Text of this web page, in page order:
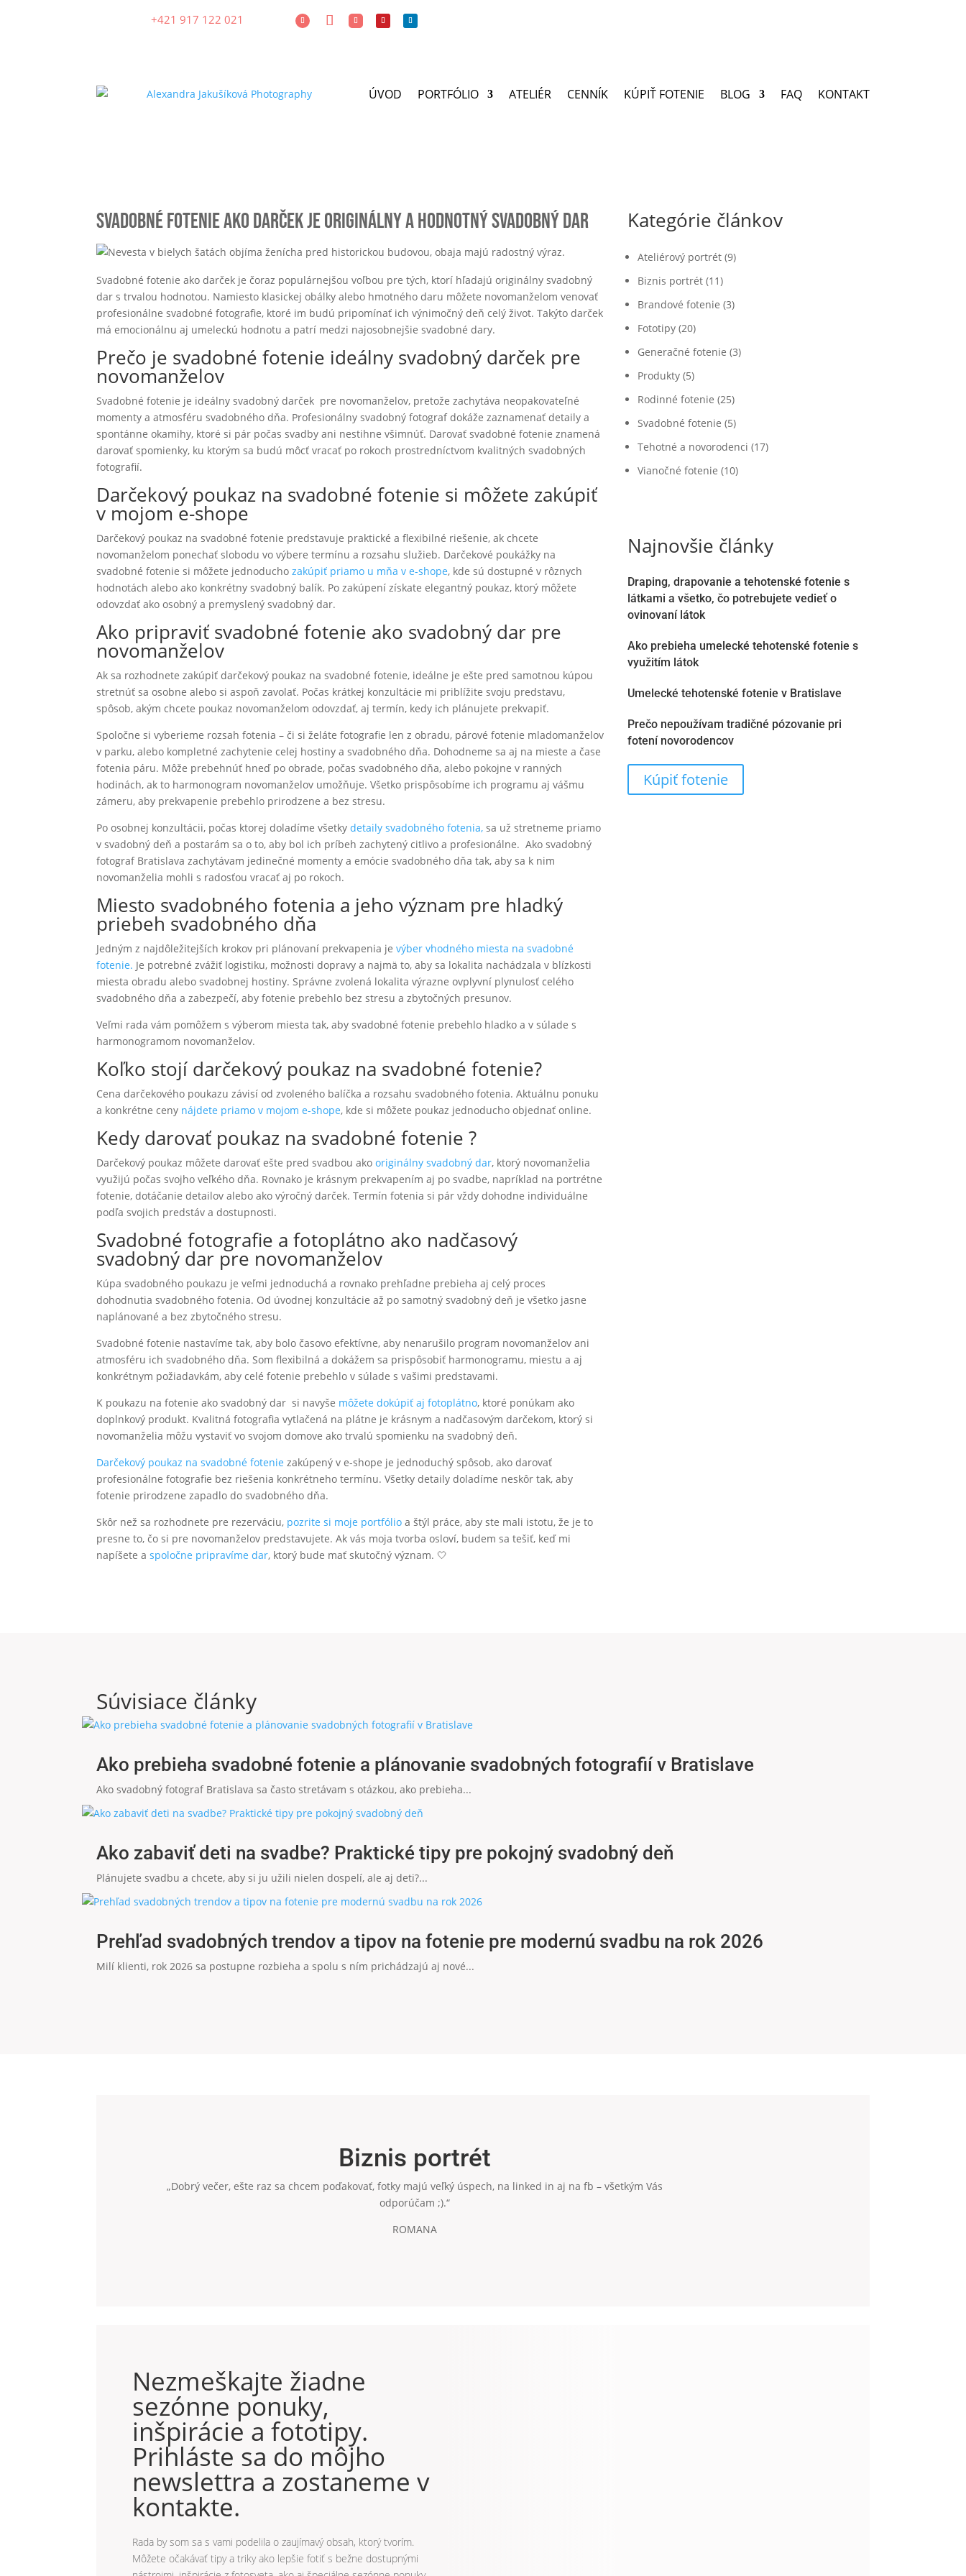
+421 917 122 021
ÚVOD PORTFÓLIO ATELIÉR CENNÍK KÚPIŤ FOTENIE BLOG FAQ KONTAKT
Svadobné fotenie ako darček je originálny a hodnotný svadobný dar
Svadobné fotenie ako darček je čoraz populárnejšou voľbou pre tých, ktorí hľadajú originálny svadobný
dar s trvalou hodnotou. Namiesto klasickej obálky alebo hmotného daru môžete novomanželom venovať
profesionálne svadobné fotografie, ktoré im budú pripomínať ich výnimočný deň celý život. Takýto darček
má emocionálnu aj umeleckú hodnotu a patrí medzi najosobnejšie svadobné dary.
Prečo je svadobné fotenie ideálny svadobný darček pre
novomanželov
Svadobné fotenie je ideálny svadobný darček pre novomanželov, pretože zachytáva neopakovateľné
momenty a atmosféru svadobného dňa. Profesionálny svadobný fotograf dokáže zaznamenať detaily a
spontánne okamihy, ktoré si pár počas svadby ani nestihne všimnúť. Darovať svadobné fotenie znamená
darovať spomienky, ku ktorým sa budú môcť vracať po rokoch prostredníctvom kvalitných svadobných
fotografií.
Darčekový poukaz na svadobné fotenie si môžete zakúpiť
v mojom e-shope
Darčekový poukaz na svadobné fotenie predstavuje praktické a flexibilné riešenie, ak chcete
novomanželom ponechať slobodu vo výbere termínu a rozsahu služieb. Darčekové poukážky na
svadobné fotenie si môžete jednoduchozakúpiť priamo u mňa v e-shope, kde sú dostupné v rôznych
hodnotách alebo ako konkrétny svadobný balík. Po zakúpení získate elegantný poukaz, ktorý môžete
odovzdať ako osobný a premyslený svadobný dar.
Ako pripraviť svadobné fotenie ako svadobný dar pre
novomanželov
Ak sa rozhodnete zakúpiť darčekový poukaz na svadobné fotenie, ideálne je ešte pred samotnou kúpou
stretnúť sa osobne alebo si aspoň zavolať. Počas krátkej konzultácie mi priblížite svoju predstavu,
spôsob, akým chcete poukaz novomanželom odovzdať, aj termín, kedy ich plánujete prekvapiť.
Spoločne si vyberieme rozsah fotenia – či si želáte fotografie len z obradu, párové fotenie mladomanželov
v parku, alebo kompletné zachytenie celej hostiny a svadobného dňa. Dohodneme sa aj na mieste a čase
fotenia páru. Môže prebehnúť hneď po obrade, počas svadobného dňa, alebo pokojne v ranných
hodinách, ak to harmonogram novomanželov umožňuje. Všetko prispôsobíme ich programu aj vášmu
zámeru, aby prekvapenie prebehlo prirodzene a bez stresu.
Po osobnej konzultácii, počas ktorej doladíme všetkydetaily svadobného fotenia, sa už stretneme priamo
v svadobný deň a postarám sa o to, aby bol ich príbeh zachytený citlivo a profesionálne. Ako svadobný
fotograf Bratislava zachytávam jedinečné momenty a emócie svadobného dňa tak, aby sa k nim
novomanželia mohli s radosťou vracať aj po rokoch.
Miesto svadobného fotenia a jeho význam pre hladký
priebeh svadobného dňa
Jedným z najdôležitejších krokov pri plánovaní prekvapenia jevýber vhodného miesta na svadobné
fotenie. Je potrebné zvážiť logistiku, možnosti dopravy a najmä to, aby sa lokalita nachádzala v blízkosti
miesta obradu alebo svadobnej hostiny. Správne zvolená lokalita výrazne ovplyvní plynulosť celého
svadobného dňa a zabezpečí, aby fotenie prebehlo bez stresu a zbytočných presunov.
Veľmi rada vám pomôžem s výberom miesta tak, aby svadobné fotenie prebehlo hladko a v súlade s
harmonogramom novomanželov.
Koľko stojí darčekový poukaz na svadobné fotenie?
Cena darčekového poukazu závisí od zvoleného balíčka a rozsahu svadobného fotenia.Aktuálnu ponuku
a konkrétne ceny nájdete priamo v mojom e-shope, kde si môžete poukaz jednoducho objednať online.
Kedy darovať poukaz na svadobné fotenie ?
Darčekový poukaz môžete darovať ešte pred svadbou akooriginálny svadobný dar, ktorý novomanželia
využijú počas svojho veľkého dňa. Rovnako je krásnym prekvapením aj po svadbe, napríklad na portrétne
fotenie, dotáčanie detailov alebo ako výročný darček.Termín fotenia si pár vždy dohodne individuálne
podľa svojich predstáv a dostupnosti.
Svadobné fotografie a fotoplátno ako nadčasový
svadobný dar pre novomanželov
Kúpa svadobného poukazu je veľmi jednoduchá a rovnako prehľadne prebieha aj celý proces
dohodnutia svadobného fotenia. Od úvodnej konzultácie až po samotný svadobný deň je všetko jasne
naplánované a bez zbytočného stresu.
Svadobné fotenie nastavíme tak, aby bolo časovo efektívne, aby nenarušilo program novomanželov ani
atmosféru ich svadobného dňa. Som flexibilná a dokážem sa prispôsobiť harmonogramu, miestu a aj
konkrétnym požiadavkám, aby celé fotenie prebehlo v súlade s vašimi predstavami.
K poukazu na fotenie ako svadobný dar si navyše môžete dokúpiť aj fotoplátno, ktoré ponúkam ako
doplnkový produkt. Kvalitná fotografia vytlačená na plátne je krásnym a nadčasovým darčekom, ktorý si
novomanželia môžu vystaviť vo svojom domove ako trvalú spomienku na svadobný deň.
Darčekový poukaz na svadobné fotenie zakúpený v e-shope je jednoduchý spôsob, ako darovať
profesionálne fotografie bez riešenia konkrétneho termínu. Všetky detaily doladíme neskôr tak, aby
fotenie prirodzene zapadlo do svadobného dňa.
Skôr než sa rozhodnete pre rezerváciu, pozrite si moje portfólio a štýl práce, aby ste mali istotu, že je to
presne to, čo si pre novomanželov predstavujete. Ak vás moja tvorba osloví, budem sa tešiť, keď mi
napíšete aspoločne pripravíme dar, ktorý bude mať skutočný význam. 🤍
Kategórie článkov
Ateliérový portrét(9)
Biznis portrét(11)
Brandové fotenie (3)
Fototipy(20)
Generačné fotenie (3)
Produkty(5)
Rodinné fotenie (25)
Svadobné fotenie (5)
Tehotné a novorodenci (17)
Vianočné fotenie (10)
Najnovšie články
Draping, drapovanie a tehotenské fotenie s
látkami a všetko, čo potrebujete vedieť o
ovinovaní látok
Ako prebieha umelecké tehotenské fotenie s
využitím látok
Umelecké tehotenské fotenie v Bratislave
Prečo nepoužívam tradičné pózovanie pri
fotení novorodencov
Kúpiť fotenie
Súvisiace články
Ako prebieha svadobné fotenie a plánovanie svadobných fotografií v Bratislave
Ako svadobný fotograf Bratislava sa často stretávam s otázkou, ako prebieha...
Ako zabaviť deti na svadbe? Praktické tipy pre pokojný svadobný deň
Plánujete svadbu a chcete, aby si ju užili nielen dospelí, ale aj deti?...
Prehľad svadobných trendov a tipov na fotenie pre modernú svadbu na rok 2026
Milí klienti, rok 2026 sa postupne rozbieha a spolu s ním prichádzajú aj nové...
Biznis portrét
„Dobrý večer, ešte raz sa chcem poďakovať, fotky majú veľký úspech, na linked in aj na fb – všetkým Vás
odporúčam ;).“
ROMANA
Nezmeškajte žiadne
sezónne ponuky,
inšpirácie a fototipy.
Prihláste sa do môjho
newslettra a zostaneme v
kontakte.
Rada by som sa s vami podelila o zaujímavý obsah, ktorý tvorím.
Môžete očakávať tipy a triky ako lepšie fotiť s bežne dostupnými